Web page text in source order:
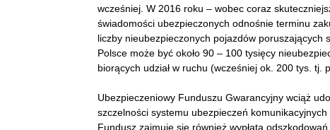
wcześniej. W 2016 roku – wobec coraz
świadomości ubezpieczonych odnośnie terminu
liczby nieubezpieczonych pojazdów
Polsce może być około 90 – 100 tysięcy
biorących udział w ruchu (wcześniej ok. 200 tys. tj.
Ubezpieczeniowy Funduszu Gwarancyjny wciąż
szczelności systemu ubezpieczeń
Fundusz zajmuje się również wypłatą